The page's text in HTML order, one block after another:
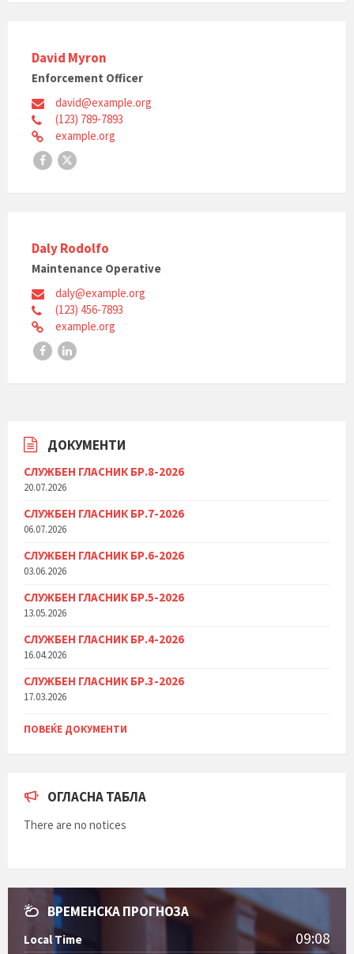
David Myron
Enforcement Officer
david@example.org
(123) 789-7893
example.org
Facebook
X
Daly Rodolfo
Maintenance Operative
daly@example.org
(123) 456-7893
example.org
FacebookLinkedIn
ДОКУМЕНТИ
СЛУЖБЕН ГЛАСНИК БР.8-2026
20.07.2026
СЛУЖБЕН ГЛАСНИК БР.7-2026
06.07.2026
СЛУЖБЕН ГЛАСНИК БР.6-2026
03.06.2026
СЛУЖБЕН ГЛАСНИК БР.5-2026
13.05.2026
СЛУЖБЕН ГЛАСНИК БР.4-2026
16.04.2026
СЛУЖБЕН ГЛАСНИК БР.3-2026
17.03.2026
ПОВЕЌЕ ДОКУМЕНТИ
ОГЛАСНА ТАБЛА
There are no notices
ВРЕМЕНСКА ПРОГНОЗА
Local Time 09:08